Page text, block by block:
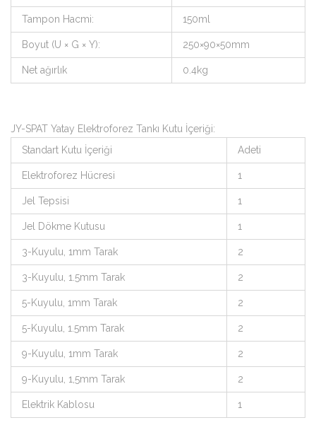
Tampon Hacmi: 150ml
Boyut (U × G × Y): 250×90×50mm
Net ağırlık 0.4kg
JY-SPAT Yatay Elektroforez Tankı Kutu İçeriği:
Standart Kutu İçeriği
Adeti
Elektroforez Hücresi 1
Jel Tepsisi 1
Jel Dökme Kutusu 1
3-Kuyulu, 1mm Tarak 2
3-Kuyulu, 1.5mm Tarak 2
5-Kuyulu, 1mm Tarak 2
5-Kuyulu, 1.5mm Tarak 2
9-Kuyulu, 1mm Tarak 2
9-Kuyulu, 1,5mm Tarak 2
Elektrik Kablosu 1